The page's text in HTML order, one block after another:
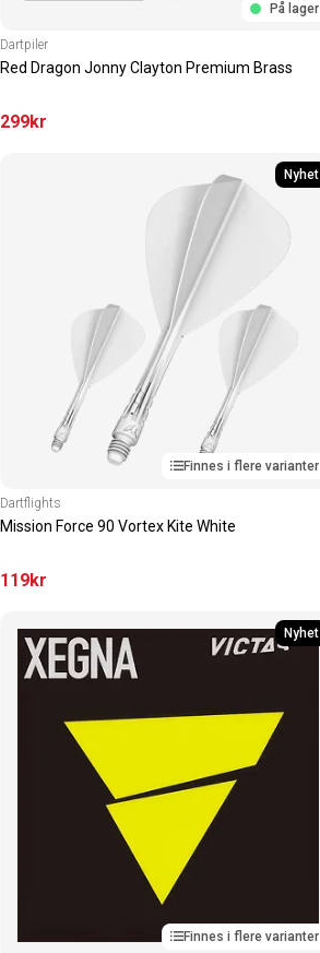
På lager
Dartpiler
Red Dragon Jonny Clayton Premium Brass
299kr
Nyhet
Finnes i flere varianter
Dartflights
Mission Force 90 Vortex Kite White
119kr
Nyhet
Finnes i flere varianter